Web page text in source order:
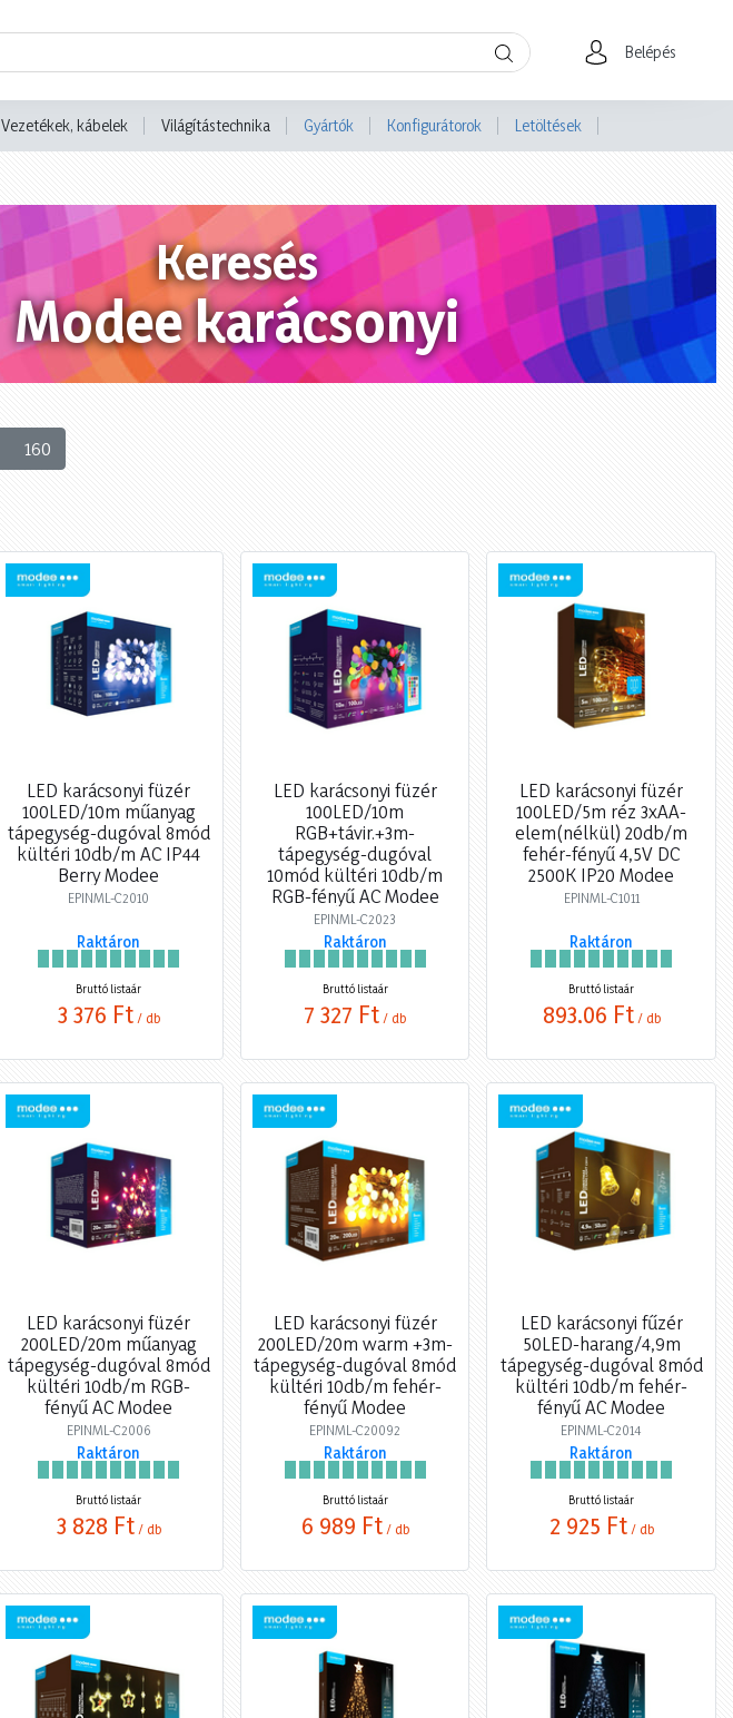
Belépés
Vezetékek, kábelek Világítástechnika Gyártók Konfigurátorok Letöltések
Keresés
Modee karácsonyi
160
LED karácsonyi füzér
100LED/10m műanyag
tápegység-dugóval 8mód
kültéri 10db/m AC IP44
Berry Modee
EPINML-C2010
Raktáron
Bruttó listaár
3 376 Ft / db
LED karácsonyi füzér
100LED/10m
RGB+távir.+3m-
tápegység-dugóval
10mód kültéri 10db/m
RGB-fényű AC Modee
EPINML-C2023
Raktáron
Bruttó listaár
7 327 Ft / db
LED karácsonyi füzér
100LED/5m réz 3xAA-
elem(nélkül) 20db/m
fehér-fényű 4,5V DC
2500K IP20 Modee
EPINML-C1011
Raktáron
Bruttó listaár
893,06 Ft / db
LED karácsonyi füzér
200LED/20m műanyag
tápegység-dugóval 8mód
kültéri 10db/m RGB-
fényű AC Modee
EPINML-C2006
Raktáron
Bruttó listaár
3 828 Ft / db
LED karácsonyi füzér
200LED/20m warm +3m-
tápegység-dugóval 8mód
kültéri 10db/m fehér-
fényű Modee
EPINML-C20092
Raktáron
Bruttó listaár
6 989 Ft / db
LED karácsonyi fűzér
50LED-harang/4,9m
tápegység-dugóval 8mód
kültéri 10db/m fehér-
fényű AC Modee
EPINML-C2014
Raktáron
Bruttó listaár
2 925 Ft / db